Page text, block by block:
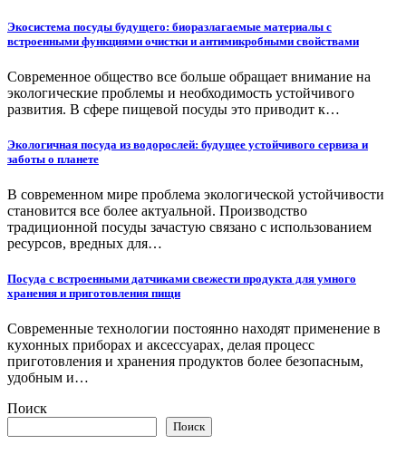
Экосистема посуды будущего: биоразлагаемые материалы с
встроенными функциями очистки и антимикробными свойствами
Современное общество все больше обращает внимание на
экологические проблемы и необходимость устойчивого
развития. В сфере пищевой посуды это приводит к…
Экологичная посуда из водорослей: будущее устойчивого сервиза и
заботы о планете
В современном мире проблема экологической устойчивости
становится все более актуальной. Производство
традиционной посуды зачастую связано с использованием
ресурсов, вредных для…
Посуда с встроенными датчиками свежести продукта для умного
хранения и приготовления пищи
Современные технологии постоянно находят применение в
кухонных приборах и аксессуарах, делая процесс
приготовления и хранения продуктов более безопасным,
удобным и…
Поиск
Поиск